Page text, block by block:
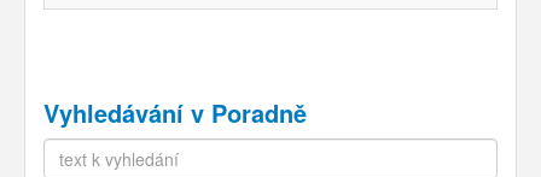
Vyhledávání v Poradně